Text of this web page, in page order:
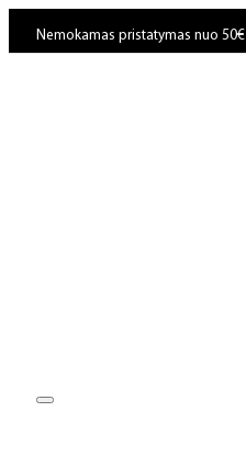
Nemokamas pristatymas nuo 50€